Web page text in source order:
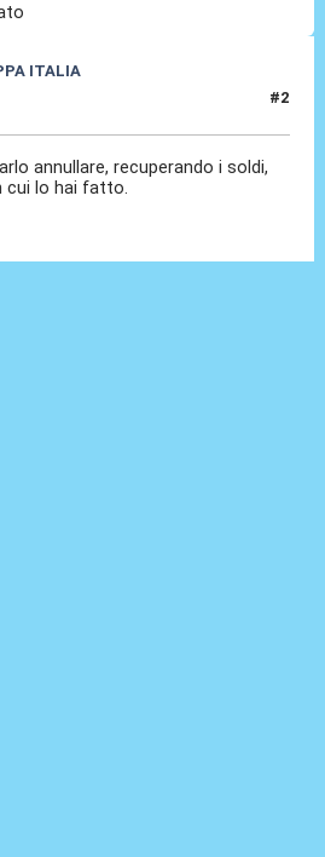
ITALIA
#2
annullare, recuperando i soldi,
cui lo hai fatto.